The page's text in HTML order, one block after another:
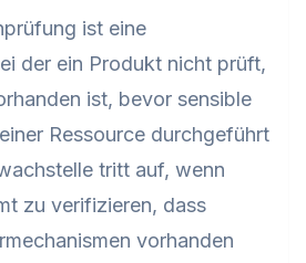
ist eine
der ein Produkt nicht prüft,
ist, bevor sensible
Ressource durchgeführt
tritt auf, wenn
zu verifizieren, dass
vorhanden